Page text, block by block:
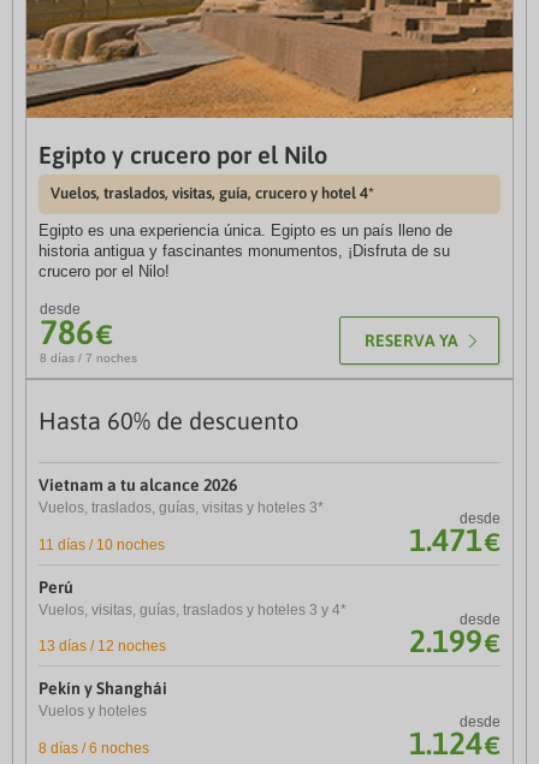
Egipto y crucero por el Nilo
Vuelos, traslados, visitas, guía, crucero y hotel 4*
Egipto es una experiencia única. Egipto es un país lleno de
historia antigua y fascinantes monumentos, ¡Disfruta de su
crucero por el Nilo!
desde
786€
8 días / 7 noches
RESERVA YA
Hasta 60% de descuento
Vietnam a tu alcance 2026
Vuelos, traslados, guías, visitas y hoteles 3*
11 días / 10 noches
desde
1.471€
Perú
Vuelos, visitas, guías, traslados y hoteles 3 y 4*
13 días / 12 noches
desde
2.199€
Pekín y Shanghái
Vuelos y hoteles
8 días / 6 noches
desde
1.124€
Gran Premio de Fórmula 1 de España
Entrada de 3 días Fórmula 1 Madrid + hotel 4*
Disfruta del Gran Premio de España de Fórmula 1 que se
celebrará en Madrid del 11 al 13 de septiembre de 2026.
desde
860€ MÁS INFO
Costas Andaluzas
¢ Hasta 40% de descuento
Best Oasis Tropical
Mojácar. España
Islantilla. España desde
39€
Playamarina Lifestyle Collection By Senator
Isla Canela. España
desde
53€